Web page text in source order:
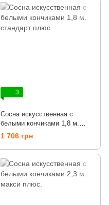
3
Сосна искусственная с
белыми кончиками 1,8 м.
стандарт плюс.
1 706 грн